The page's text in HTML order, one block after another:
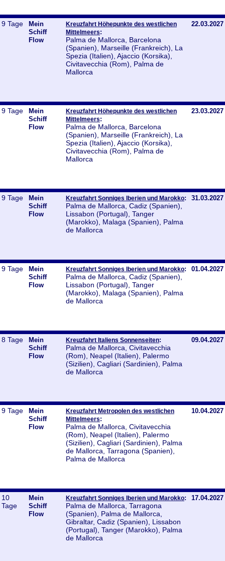
9 Tage
Mein
Schiff
Flow
Kreuzfahrt Höhepunkte des westlichen
Mittelmeers:
Palma de Mallorca, Barcelona
(Spanien), Marseille (Frankreich), La
Spezia (Italien), Ajaccio (Korsika),
Civitavecchia (Rom), Palma de
Mallorca
22.03.2027
9 Tage
Mein
Schiff
Flow
Kreuzfahrt Höhepunkte des westlichen
Mittelmeers:
Palma de Mallorca, Barcelona
(Spanien), Marseille (Frankreich), La
Spezia (Italien), Ajaccio (Korsika),
Civitavecchia (Rom), Palma de
Mallorca
23.03.2027
9 Tage
Mein
Schiff
Flow
Kreuzfahrt Sonniges Iberien und Marokko:
Palma de Mallorca, Cadiz (Spanien),
Lissabon (Portugal), Tanger
(Marokko), Malaga (Spanien), Palma
de Mallorca
31.03.2027
9 Tage
Mein
Schiff
Flow
Kreuzfahrt Sonniges Iberien und Marokko:
Palma de Mallorca, Cadiz (Spanien),
Lissabon (Portugal), Tanger
(Marokko), Malaga (Spanien), Palma
de Mallorca
01.04.2027
8 Tage
Mein
Schiff
Flow
Kreuzfahrt Italiens Sonnenseiten:
Palma de Mallorca, Civitavecchia
(Rom), Neapel (Italien), Palermo
(Sizilien), Cagliari (Sardinien), Palma
de Mallorca
09.04.2027
9 Tage
Mein
Schiff
Flow
Kreuzfahrt Metropolen des westlichen
Mittelmeers:
Palma de Mallorca, Civitavecchia
(Rom), Neapel (Italien), Palermo
(Sizilien), Cagliari (Sardinien), Palma
de Mallorca, Tarragona (Spanien),
Palma de Mallorca
10.04.2027
10
Tage
Mein
Schiff
Flow
Kreuzfahrt Sonniges Iberien und Marokko:
Palma de Mallorca, Tarragona
(Spanien), Palma de Mallorca,
Gibraltar, Cadiz (Spanien), Lissabon
(Portugal), Tanger (Marokko), Palma
de Mallorca
17.04.2027